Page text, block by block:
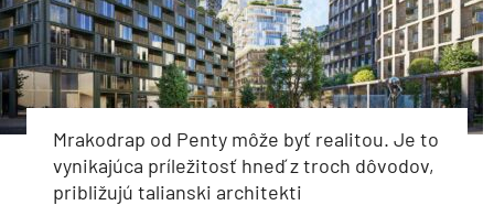
Mrakodrap od Penty môže byť realitou. Je to
vynikajúca príležitosť hneď z troch dôvodov,
približujú talianski architekti